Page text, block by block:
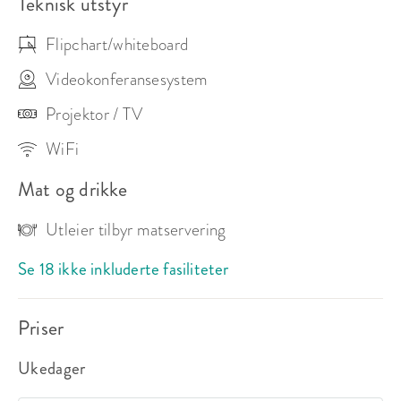
Flipchart/whiteboard
Videokonferansesystem
Projektor / TV
WiFi
Mat og drikke
Utleier tilbyr matservering
Se 18 ikke inkluderte fasiliteter
Priser
Ukedager